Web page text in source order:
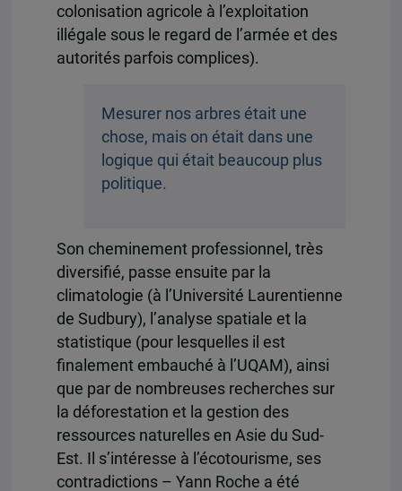
colonisation agricole à l’exploitation
illégale sous le regard de l’armée et des
autorités parfois complices).
Mesurer nos arbres était une
chose, mais on était dans une
logique qui était beaucoup plus
politique.
Son cheminement professionnel, très
diversifié, passe ensuite par la
climatologie (à l’Université Laurentienne
de Sudbury), l’analyse spatiale et la
statistique (pour lesquelles il est
finalement embauché à l’UQAM), ainsi
que par de nombreuses recherches sur
la déforestation et la gestion des
ressources naturelles en Asie du Sud-
Est. Il s’intéresse à l’écotourisme, ses
contradictions – Yann Roche a été